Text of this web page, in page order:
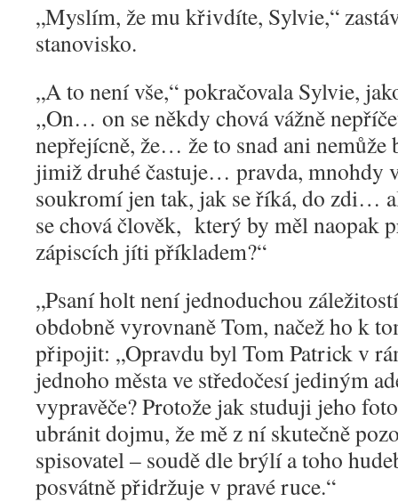
„Myslím, že mu křivdíte, Sylvie,“
stanovisko.
„A to není vše,“ pokračovala Sylvie,
,,On… on se někdy chová vážně
nepřejícně, že… že to snad ani nemůže
jimiž druhé častuje… pravda, mnohdy
soukromí jen tak, jak se říká, do zdi…
se chová člověk, který by měl naopak
zápiscích jíti příkladem?“
„Psaní holt není jednoduchou
obdobně vyrovnaně Tom, načež ho k
připojit: „Opravdu byl Tom Patrick v
jednoho města ve středočesí jediným
vypravěče? Protože jak studuji jeho
ubránit dojmu, že mě z ní skutečně
spisovatel – soudě dle brýlí a toho
posvátně přidržuje v pravé ruce.“